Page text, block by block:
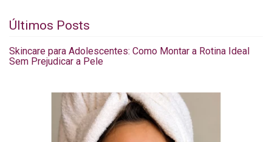
Últimos Posts
Skincare para Adolescentes: Como Montar a Rotina Ideal
Sem Prejudicar a Pele